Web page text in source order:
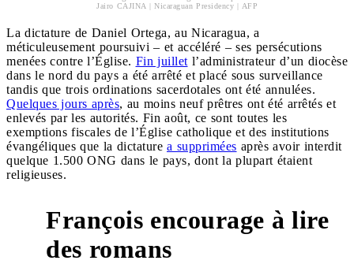
Jairo CAJINA | Nicaraguan Presidency | AFP
La dictature de Daniel Ortega, au Nicaragua, a
méticuleusement poursuivi – et accéléré – ses persécutions
menées contre l’Église. Fin juillet l’administrateur d’un diocèse
dans le nord du pays a été arrêté et placé sous surveillance
tandis que trois ordinations sacerdotales ont été annulées.
Quelques jours après, au moins neuf prêtres ont été arrêtés et
enlevés par les autorités. Fin août, ce sont toutes les
exemptions fiscales de l’Église catholique et des institutions
évangéliques que la dictature a supprimées après avoir interdit
quelque 1.500 ONG dans le pays, dont la plupart étaient
religieuses.
François encourage à lire
des romans